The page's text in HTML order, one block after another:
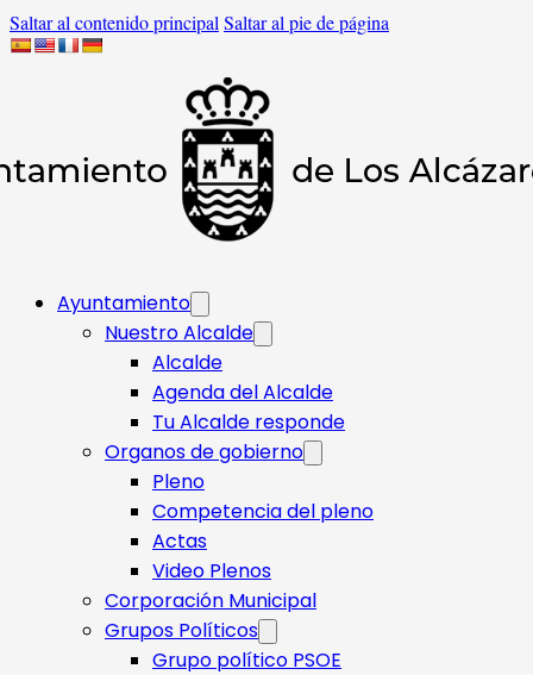
Saltar al contenido principal Saltar al pie de página
Ayuntamiento
Nuestro Alcalde
Alcalde
Agenda del Alcalde
Tu Alcalde responde​
Organos de gobierno
Pleno
Competencia del pleno
Actas
Video Plenos
Corporación Municipal
Grupos Políticos
Grupo político PSOE